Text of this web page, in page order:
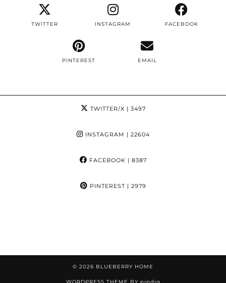
TWITTER INSTAGRAM FACEBOOK
PINTEREST EMAIL
TWITTER/X | 3497
INSTAGRAM | 22604
FACEBOOK | 8387
PINTEREST| 2979
© 2026 BLUEBERRY HOME